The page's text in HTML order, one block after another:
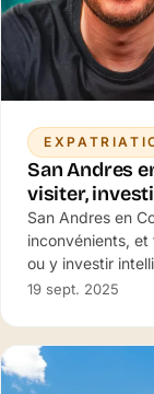
San Andres
visiter,
San Andres en
inconvénients,
ou y investir
19 sept. 2025